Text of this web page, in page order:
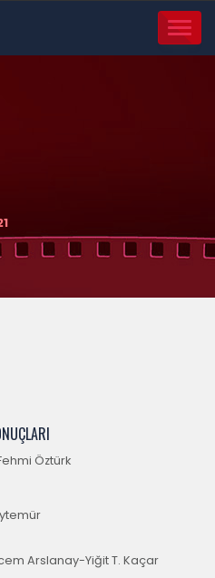
Öztürk
Arslanay-Yiğit T. Kaçar